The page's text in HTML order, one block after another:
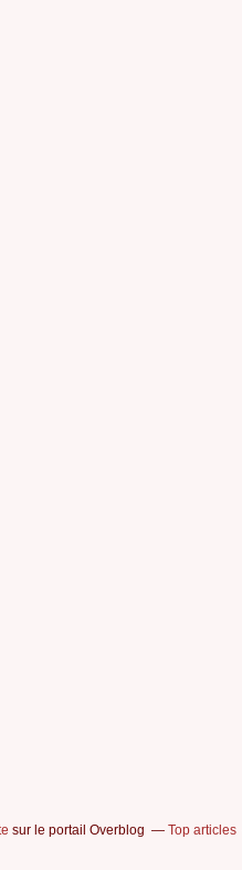
sur le portail Overblog Top articles